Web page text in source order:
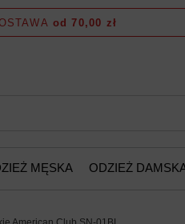
od 70,00 zł
MĘSKA ODZIEŻ